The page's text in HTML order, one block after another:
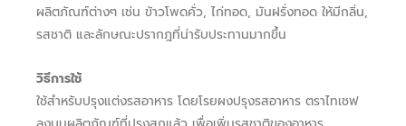
ผลิตภัณฑ์ต่างๆ เช่น ข้าวโพดคั่ว, ไก่ทอด, มันฝรั่งทอด ให้มีกลิ่น,
รสชาติ และลักษณะปรากฎที่น่ารับประทานมากขึ้น
​วิธีการใช้
ใช้สำหรับปรุงแต่งรสอาหาร โดยโรยผงปรุงรสอาหาร ตราไทเชฟ